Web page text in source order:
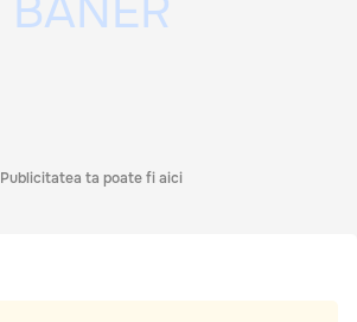
Publicitatea ta poate fi aici